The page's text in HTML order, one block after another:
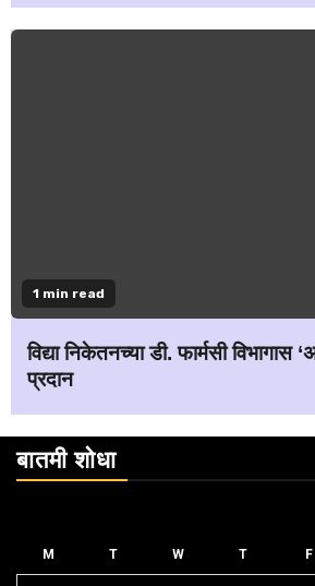
1 min read
विद्या निकेतनच्या डी. फार्मसी विभागास
प्रदान
बातमी शोधा
M T W T F